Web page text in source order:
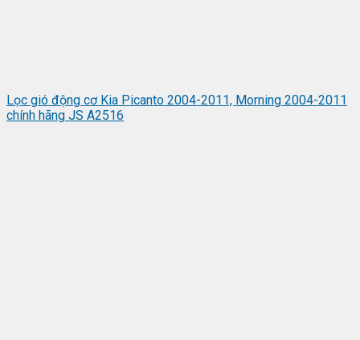
Lọc gió động cơ Kia Picanto 2004-2011, Morning 2004-2011
chính hãng JS A2516